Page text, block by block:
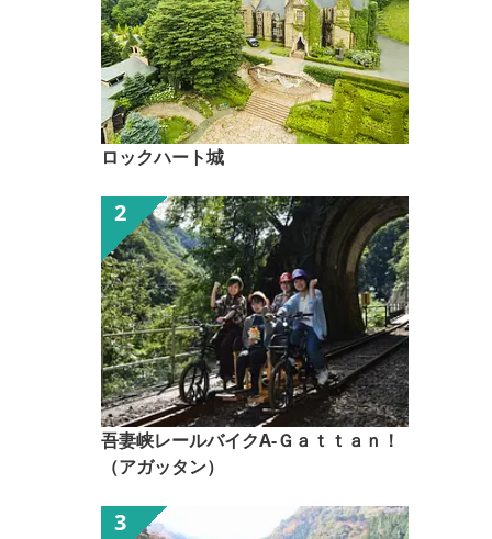
ロックハート城
吾妻峡レールバイクA-Ｇａｔｔａｎ！
（アガッタン）